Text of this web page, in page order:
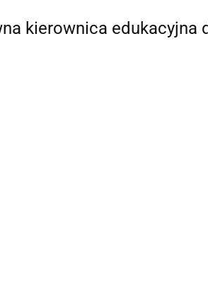
kierownica edukacyjna